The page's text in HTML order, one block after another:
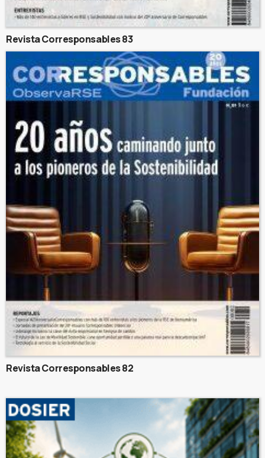
Revista Corresponsables 83
Revista Corresponsables 82